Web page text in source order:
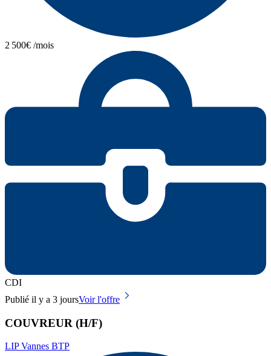
2 500€ /mois
CDI
Publié il y a 3 joursVoir l'offre
COUVREUR (H/F)
LIP Vannes BTP